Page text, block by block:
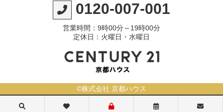
0120-007-001
営業時間：9時00分～19時00分
定休日：火曜日・水曜日
©株式会社 京都ハウス